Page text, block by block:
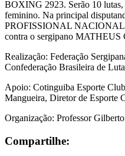
BOXING 2923. Serão 10 lutas,
feminino. Na principal
PROFISSIONAL NACIONAL
contra o sergipano
Realização: Federação
Confederação Brasileira de
Apoio: Cotinguiba Esporte
Mangueira, Diretor de Esporte
Organização: Professor
Compartilhe: